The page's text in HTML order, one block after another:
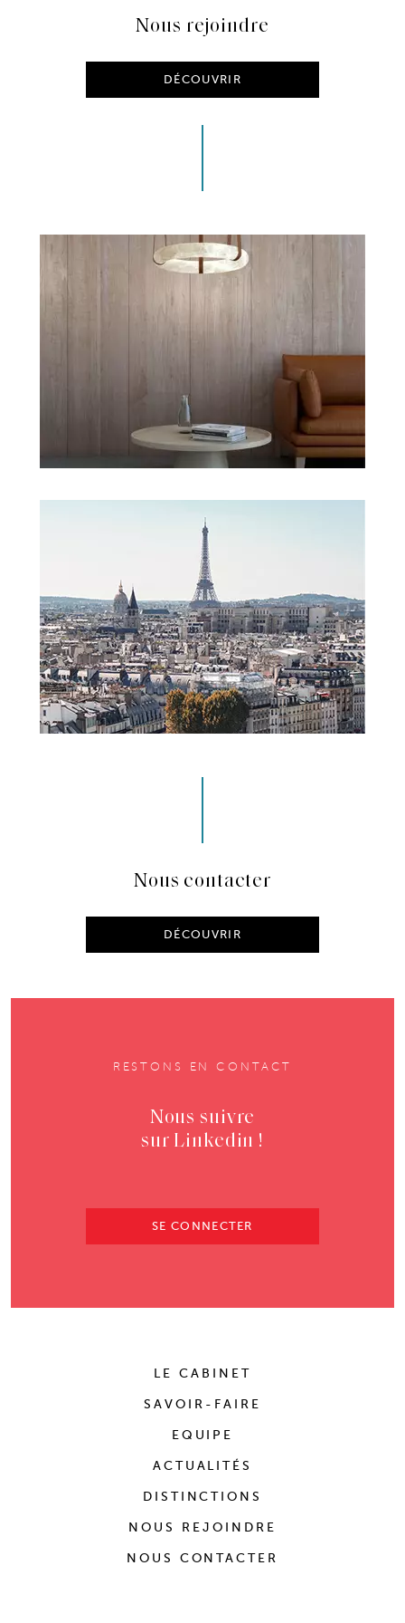
Nous contacter
DÉCOUVRIR
Nous rejoindre
DÉCOUVRIR
RESTONS EN CONTACT
Nous suivre
sur Linkedin !
SE CONNECTER
LE CABINET
SAVOIR-FAIRE
EQUIPE
ACTUALITÉS
DISTINCTIONS
NOUS REJOINDRE
NOUS CONTACTER